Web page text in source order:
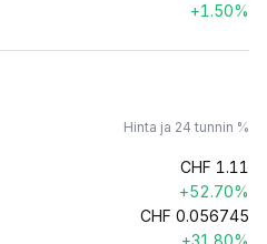
+1.50%
Hinta ja 24 tunnin %
CHF 1.11
+52.70%
CHF 0.056745
+31.80%